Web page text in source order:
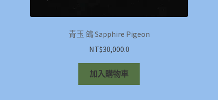
青玉 鴿 Sapphire Pigeon
NT$30,000.0
加入購物車